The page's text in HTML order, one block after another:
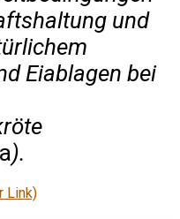
und
Eiablagen bei
).
Link)